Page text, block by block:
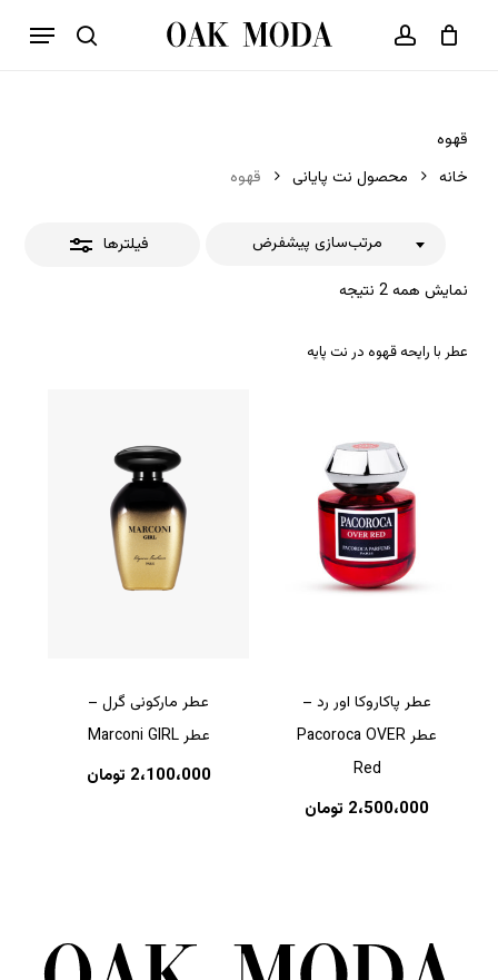
جستجو حساب کاربری
فهرست
سبد خرید بستن
قهوه
خانه
محصول نت پایانی قهوه
فیلترها
نمایش همه 2 نتیجه
مرتب‌سازی پیشفرض
بستن
عطر با رایحه قهوه در نت پایه
عطر پاکاروکا اور رد –
عطر Pacoroca OVER
Red
2،500،000 تومان
عطر مارکونی گرل –
عطر Marconi GIRL
2،100،000 تومان